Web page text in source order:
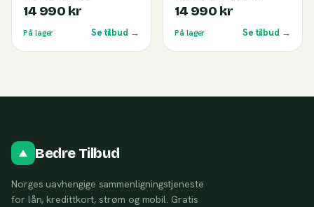
14 990 kr
På lager Se tilbud →
14 990 kr
På lager Se tilbud →
Bedre Tilbud
Norges uavhengige sammenligningstjeneste
for lån, kredittkort, strøm og mobil. Gratis